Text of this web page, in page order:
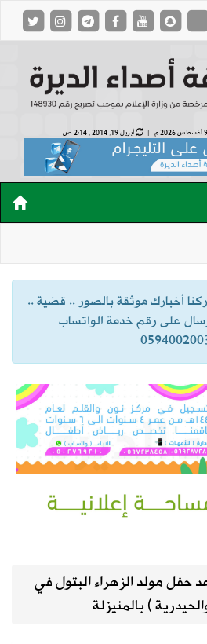
9 أغسطس 2026 م | أبريل 19, 2014 , 2:14 ص
أخبارك موثقة بالصور .. قضية ..
على رقم خدمة الواتساب
حفل مولد الزهراء البتول في
) بالمنيزلة